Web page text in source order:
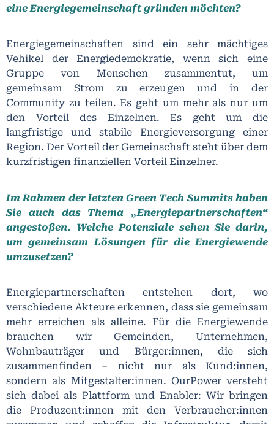
eine Energiegemeinschaft gründen möchten?
Energiegemeinschaften sind ein sehr mächtiges
Vehikel der Energiedemokratie, wenn sich eine
Gruppe von Menschen zusammentut, um
gemeinsam Strom zu erzeugen und in der
Community zu teilen. Es geht um mehr als nur um
den Vorteil des Einzelnen. Es geht um die
langfristige und stabile Energieversorgung einer
Region. Der Vorteil der Gemeinschaft steht über dem
kurzfristigen finanziellen Vorteil Einzelner.
Im Rahmen der letzten Green Tech Summits haben
Sie auch das Thema „Energiepartnerschaften“
angestoßen. Welche Potenziale sehen Sie darin,
um gemeinsam Lösungen für die Energiewende
umzusetzen?
Energiepartnerschaften entstehen dort, wo
verschiedene Akteure erkennen, dass sie gemeinsam
mehr erreichen als alleine. Für die Energiewende
brauchen wir Gemeinden, Unternehmen,
Wohnbauträger und Bürger:innen, die sich
zusammenfinden – nicht nur als Kund:innen,
sondern als Mitgestalter:innen. OurPower versteht
sich dabei als Plattform und Enabler: Wir bringen
die Produzent:innen mit den Verbraucher:innen